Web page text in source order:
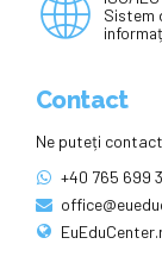
Sistem
Contact
Ne puteți
+40 765 699